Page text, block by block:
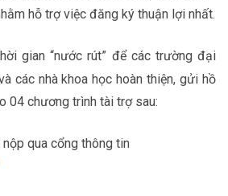
hỗ trợ việc đăng ký thuận lợi nhất.
gian “nước rút” để các trường đại
các nhà khoa học hoàn thiện, gửi hồ
04 chương trình tài trợ sau:
qua cổng thông tin